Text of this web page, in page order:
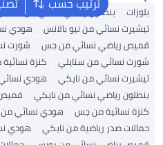
بنطلون رياضي نسائي من ستايلي
من نيو بالانس
هودي نسائي من نيو
نسائي من جس
شورت نسائي من
من ستايلي
كنزة نسائية من ستايلي
من نايكي
هودي نسائي من
نسائي من نايكي
قميص رياضي
من جس
هودي نسائي من مذركير
رياضية من نايكي
هودي نسائي من